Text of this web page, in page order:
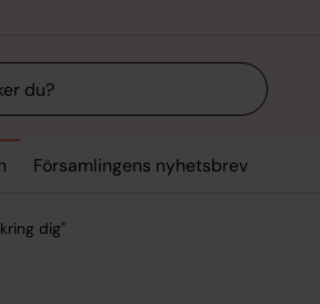
Församlingens nyhetsbrev
dig"